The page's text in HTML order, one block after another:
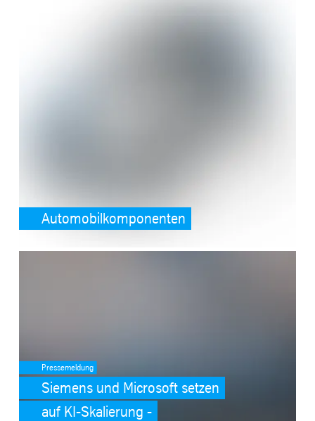
Automobilkomponenten
Pressemeldung
Siemens und Microsoft setzen
auf KI-Skalierung -